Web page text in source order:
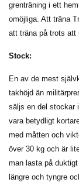
grenträning i ett
omöjliga. Att träna
att träna på trots att
Stock:
En av de mest
takhöjd än
säljs en del stockar
vara betydligt
med måtten och
över 30 kg och är
man lasta på
längre och tyngre